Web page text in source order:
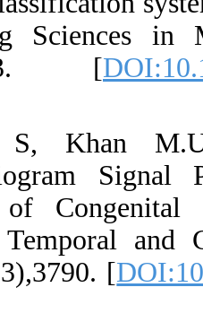
10. Aziz
Fusion of
2020;